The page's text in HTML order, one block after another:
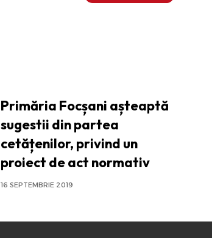
Primăria Focșani așteaptă
sugestii din partea
cetățenilor, privind un
proiect de act normativ
16 SEPTEMBRIE 2019